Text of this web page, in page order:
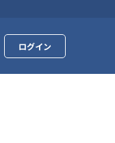
ログイン